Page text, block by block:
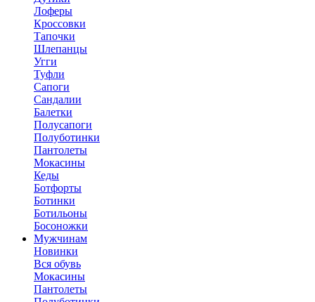
Лоферы
Кроссовки
Тапочки
Шлепанцы
Угги
Туфли
Сапоги
Сандалии
Балетки
Полусапоги
Полуботинки
Пантолеты
Мокасины
Кеды
Ботфорты
Ботинки
Ботильоны
Босоножки
Мужчинам
Новинки
Вся обувь
Мокасины
Пантолеты